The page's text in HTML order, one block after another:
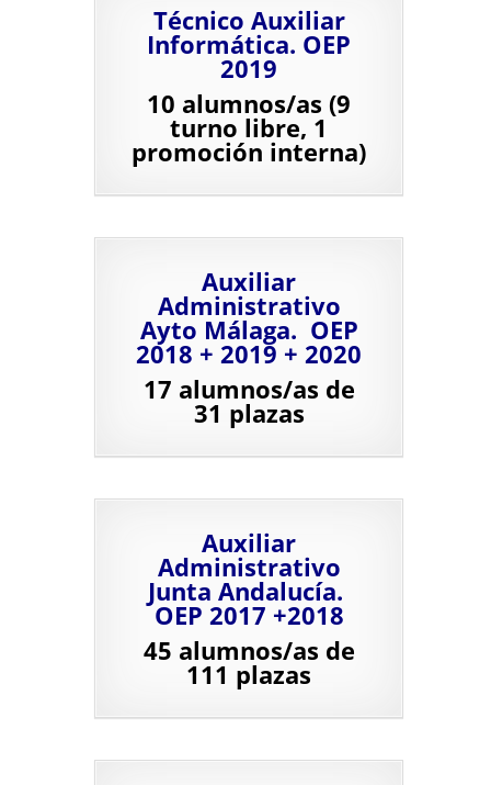
Técnico Auxiliar
Informática. OEP
2019
10 alumnos/as (9
turno libre, 1
promoción interna)
Auxiliar
Administrativo
Ayto Málaga. OEP
2018 + 2019 + 2020
17 alumnos/as de
31 plazas
Auxiliar
Administrativo
Junta Andalucía.
OEP 2017 +2018
45 alumnos/as de
111 plazas